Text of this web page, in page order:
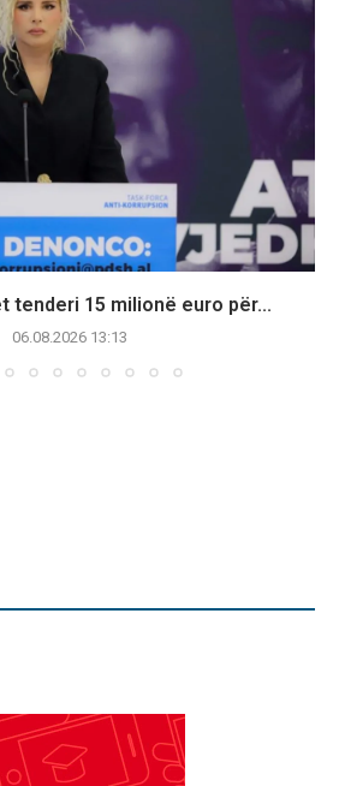
tenderi 15 milionë euro për...
06.08.2026 13:13